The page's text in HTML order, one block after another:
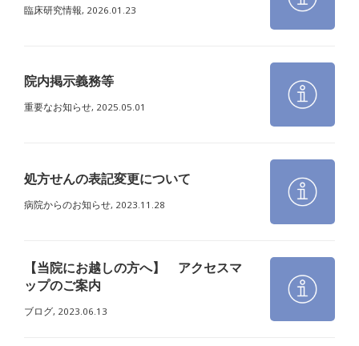
臨床研究情報, 2026.01.23
院内掲示義務等
重要なお知らせ, 2025.05.01
処方せんの表記変更について
病院からのお知らせ, 2023.11.28
【当院にお越しの方へ】 アクセスマ
ップのご案内
ブログ, 2023.06.13